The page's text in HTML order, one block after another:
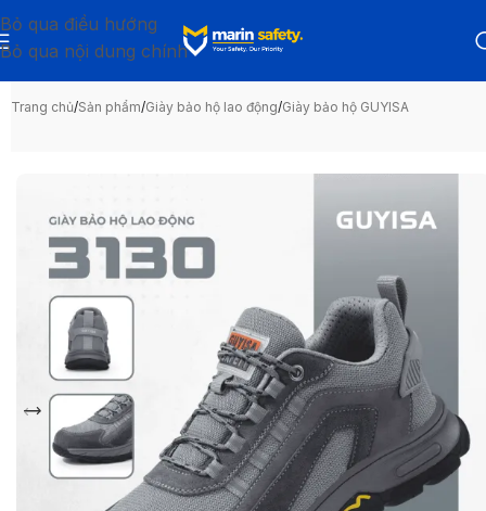
Bỏ qua điều hướng
Bỏ qua nội dung chính
Trang chủ/Sản phẩm/Giày bảo hộ lao động/Giày bảo hộ GUYISA